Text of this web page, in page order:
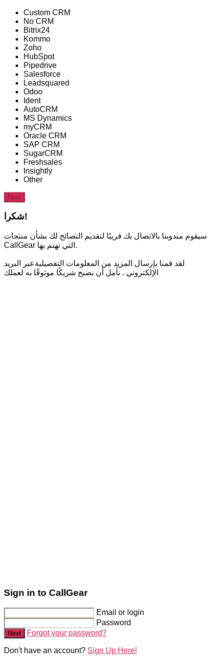
Custom CRM
No CRM
Bitrix24
Kommo
Zoho
HubSpot
Pipedrive
Salesforce
Leadsquared
Odoo
Ident
AutoCRM
MS Dynamics
myCRM
Oracle CRM
SAP CRM
SugarCRM
Freshsales
Insightly
Other
Next
شكرا!
سيقوم مندوبنا بالاتصال بك قريبًا لتقديم النصائح لك بشأن منتجات
CallGear التي تهتم بها.
لقد قمنا بإرسال المزيد من المعلومات التفصيليةعبر البريد
الإلكتروني . نأمل أن نصبح شريكًا موثوقًا به لعملك
Sign in to CallGear
Email or login
Password
Next Forgot your password?
Don't have an account? Sign Up Here!